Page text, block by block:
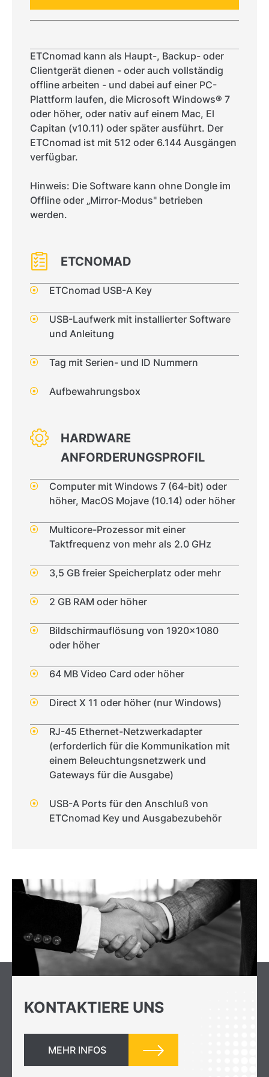
ETCnomad kann als Haupt-, Backup- oder
Clientgerät dienen - oder auch vollständig
offline arbeiten - und dabei auf einer PC-
Plattform laufen, die Microsoft Windows® 7
oder höher, oder nativ auf einem Mac, El
Capitan (v10.11) oder später ausführt. Der
ETCnomad ist mit 512 oder 6.144 Ausgängen
verfügbar.
Hinweis: Die Software kann ohne Dongle im
Offline oder „Mirror-Modus" betrieben
werden.
ETCNOMAD
ETCnomad USB-A Key
USB-Laufwerk mit installierter Software
und Anleitung
Tag mit Serien- und ID Nummern
Aufbewahrungsbox
HARDWARE
ANFORDERUNGSPROFIL
Computer mit Windows 7 (64-bit) oder
höher, MacOS Mojave (10.14) oder höher
Multicore-Prozessor mit einer
Taktfrequenz von mehr als 2.0 GHz
3,5 GB freier Speicherplatz oder mehr
2 GB RAM oder höher
Bildschirmauflösung von 1920x1080
oder höher
64 MB Video Card oder höher
Direct X 11 oder höher (nur Windows)
RJ-45 Ethernet-Netzwerkadapter
(erforderlich für die Kommunikation mit
einem Beleuchtungsnetzwerk und
Gateways für die Ausgabe)
USB-A Ports für den Anschluß von
ETCnomad Key und Ausgabezubehör
KONTAKTIERE UNS
MEHR INFOS